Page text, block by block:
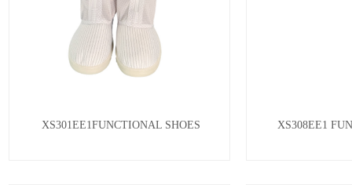
XS301EE1FUNCTIONAL SHOES XS308EE1